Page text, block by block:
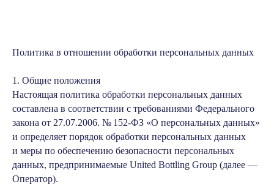
Политика в отношении обработки персональных данных
1. Общие положения
Настоящая политика обработки персональных данных
составлена в соответствии с требованиями Федерального
закона от 27.07.2006. № 152-ФЗ «О персональных данных»
и определяет порядок обработки персональных данных
и меры по обеспечению безопасности персональных
данных, предпринимаемые United Bottling Group (далее —
Оператор).